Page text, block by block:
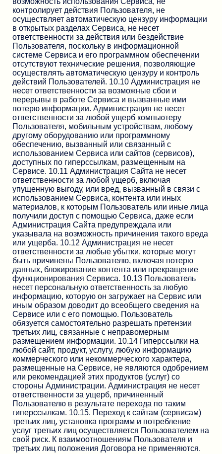
контролирует действия Пользователя, не
осуществляет автоматическую цензуру информации
в открытых разделах Сервиса, не несет
ответственности за действия или бездействие
Пользователя, поскольку в информационной
системе Сервиса и его программном обеспечении
отсутствуют технические решения, позволяющие
осуществлять автоматическую цензуру и контроль
действий Пользователей. 10.10 Администрация не
несет ответственности за возможные сбои и
перерывы в работе Сервиса и вызванные ими
потерю информации. Администрация не несет
ответственности за любой ущерб компьютеру
Пользователя, мобильным устройствам, любому
другому оборудованию или программному
обеспечению, вызванный или связанный с
использованием Сервиса или сайтов (сервисов),
доступных по гиперссылкам, размещенным на
Сервисе. 10.11 Администрация Сайта не несет
ответственности за любой ущерб, включая
упущенную выгоду, или вред, вызванный в связи с
использованием Сервиса, контента или иных
материалов, к которым Пользователь или иные лица
получили доступ с помощью Сервиса, даже если
Администрация Сайта предупреждала или
указывала на возможность причинения такого вреда
или ущерба. 10.12 Администрация не несет
ответственности за любые убытки, которые могут
быть причинены Пользователю, включая потерю
данных, блокирование контента или прекращение
функционирования Сервиса. 10.13 Пользователь
несет персональную ответственность за любую
информацию, которую он загружает на Сервис или
иным образом доводит до всеобщего сведения на
Сервисе или с его помощью. Пользователь
обязуется самостоятельно разрешать претензии
третьих лиц, связанные с неправомерным
размещением информации. 10.14 Гиперссылки на
любой сайт, продукт, услугу, любую информацию
коммерческого или некоммерческого характера,
размещенные на Сервисе, не являются одобрением
или рекомендацией этих продуктов (услуг) со
стороны Администрации. Администрация не несет
ответственности за ущерб, причиненный
Пользователю в результате перехода по таким
гиперссылкам. 10.15. Переход к сайтам (сервисам)
третьих лиц, установка программ и потребление
услуг третьих лиц осуществляется Пользователем на
свой риск. К взаимоотношениям Пользователя и
третьих лиц положения Договора не применяются.